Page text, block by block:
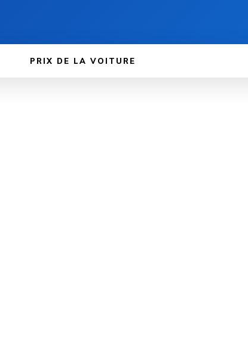
PRIX ​​DE LA VOITURE